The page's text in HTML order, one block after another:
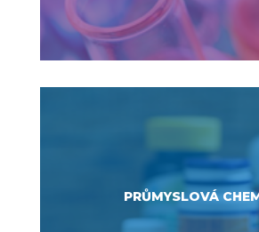
PRŮMYSLOVÁ